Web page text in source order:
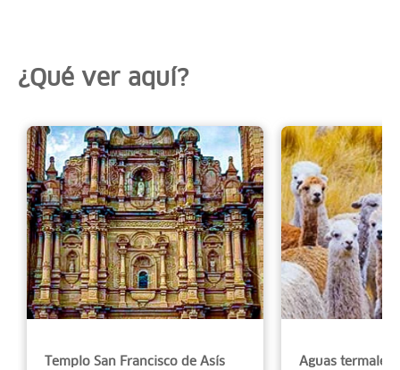
¿Qué ver aquí?
Templo San Francisco de Asís Aguas termales